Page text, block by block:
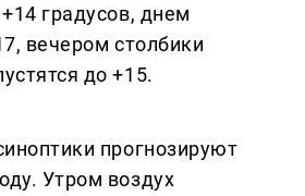
градусов, днем
вечером столбики
до +15.
прогнозируют
Утром воздух